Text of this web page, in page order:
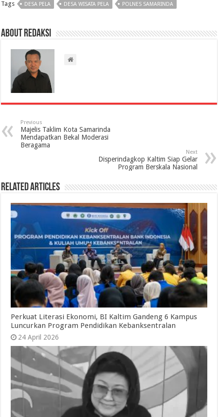
Tags DESA PELA DESA WISATA PELA POLNES SAMARINDA
About Redaksi
Previous
Majelis Taklim Kota Samarinda
Mendapatkan Bekal Moderasi
Beragama
Next
Disperindagkop Kaltim Siap Gelar
Program Berskala Nasional
Related Articles
Perkuat Literasi Ekonomi, BI Kaltim Gandeng 6 Kampus
Luncurkan Program Pendidikan Kebanksentralan
24 April 2026